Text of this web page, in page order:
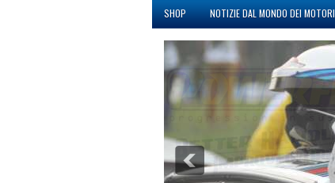
SHOP NOTIZIE DAL MONDO DEI MOTORI